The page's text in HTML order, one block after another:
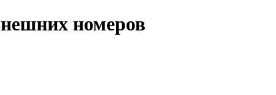
номеров